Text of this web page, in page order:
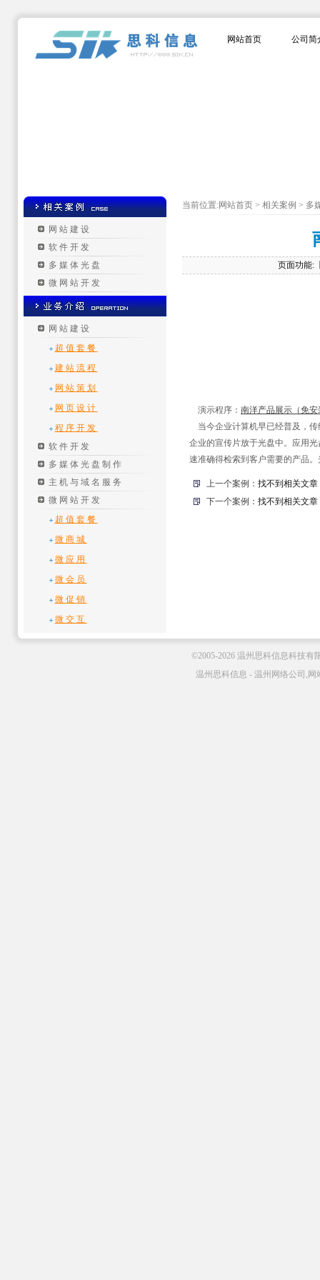
网站首页 公司简
网站建设
软件开发
多媒体光盘
微网站开发
网站建设
超值套餐
建站流程
网站策划
网页设计
程序开发
软件开发
多媒体光盘制作
主机与域名服务
微网站开发
超值套餐
微商城
微应用
微会员
微促销
微交互
当前位置:网站首页 > 相关案例 > 多
页面功能:
演示程序： 南洋产品展示（免安
当今企业计算机早已经普及，传
企业的宣传片放于光盘中。应用
速准确得检索到客户需要的产品
上一个案例： 找不到相关文章
下一个案例： 找不到相关文章
©2005-2026 温州思科信息科技有
温州思科信息 - 温州网络公司,